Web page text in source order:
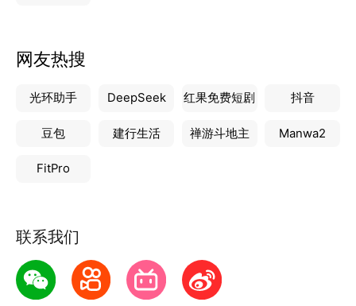
网友热搜
光环助手 DeepSeek 红果免费短剧 抖音
豆包 建行生活 禅游斗地主 Manwa2
FitPro
联系我们